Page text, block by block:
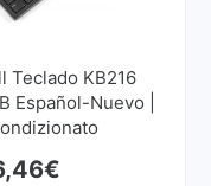
Teclado KB216
Español-Nuevo |
€